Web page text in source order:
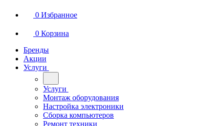
0 Избранное
0 Корзина
Бренды
Акции
Услуги
Услуги
Монтаж оборудования
Настройка электроники
Сборка компьютеров
Ремонт техники